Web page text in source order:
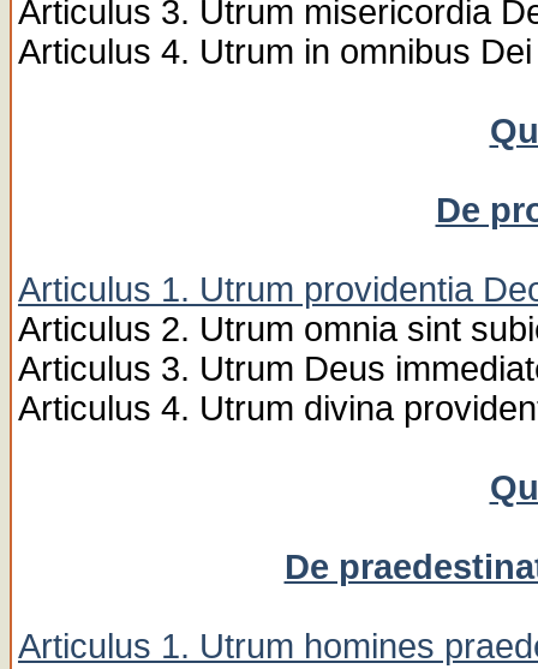
Articulus 3. Utrum misericordia
Articulus 4. Utrum in omnibus
De
Articulus 1. Utrum providentia
Articulus 2. Utrum omnia sint
Articulus 3. Utrum Deus
Articulus 4. Utrum divina
De
Articulus 1. Utrum homines